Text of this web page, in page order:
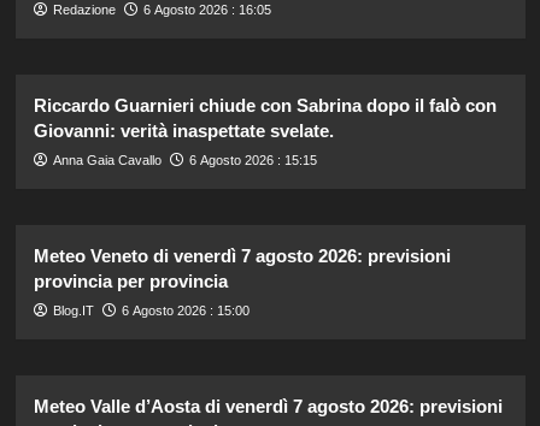
Redazione 6 Agosto 2026 : 16:05
Riccardo Guarnieri chiude con Sabrina dopo il falò con
Giovanni: verità inaspettate svelate.
Anna Gaia Cavallo 6 Agosto 2026 : 15:15
Meteo Veneto di venerdì 7 agosto 2026: previsioni
provincia per provincia
Blog.IT 6 Agosto 2026 : 15:00
Meteo Valle d’Aosta di venerdì 7 agosto 2026: previsioni